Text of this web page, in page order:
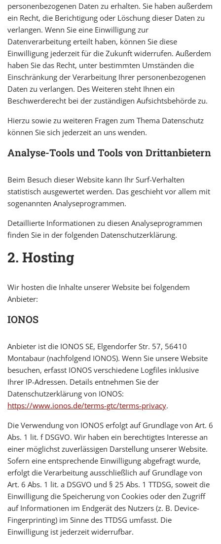
personenbezogenen Daten zu erhalten. Sie haben außerdem
ein Recht, die Berichtigung oder Löschung dieser Daten zu
verlangen. Wenn Sie eine Einwilligung zur
Datenverarbeitung erteilt haben, können Sie diese
Einwilligung jederzeit für die Zukunft widerrufen. Außerdem
haben Sie das Recht, unter bestimmten Umständen die
Einschränkung der Verarbeitung Ihrer personenbezogenen
Daten zu verlangen. Des Weiteren steht Ihnen ein
Beschwerderecht bei der zuständigen Aufsichtsbehörde zu.
Hierzu sowie zu weiteren Fragen zum Thema Datenschutz
können Sie sich jederzeit an uns wenden.
Analyse-Tools und Tools von Dritt­anbietern
Beim Besuch dieser Website kann Ihr Surf-Verhalten
statistisch ausgewertet werden. Das geschieht vor allem mit
sogenannten Analyseprogrammen.
Detaillierte Informationen zu diesen Analyseprogrammen
finden Sie in der folgenden Datenschutzerklärung.
2. Hosting
Wir hosten die Inhalte unserer Website bei folgendem
Anbieter:
IONOS
Anbieter ist die IONOS SE, Elgendorfer Str. 57, 56410
Montabaur (nachfolgend IONOS). Wenn Sie unsere Website
besuchen, erfasst IONOS verschiedene Logfiles inklusive
Ihrer IP-Adressen. Details entnehmen Sie der
Datenschutzerklärung von IONOS:
https://www.ionos.de/terms-gtc/terms-privacy.
Die Verwendung von IONOS erfolgt auf Grundlage von Art. 6
Abs. 1 lit. f DSGVO. Wir haben ein berechtigtes Interesse an
einer möglichst zuverlässigen Darstellung unserer Website.
Sofern eine entsprechende Einwilligung abgefragt wurde,
erfolgt die Verarbeitung ausschließlich auf Grundlage von
Art. 6 Abs. 1 lit. a DSGVO und § 25 Abs. 1 TTDSG, soweit die
Einwilligung die Speicherung von Cookies oder den Zugriff
auf Informationen im Endgerät des Nutzers (z. B. Device-
Fingerprinting) im Sinne des TTDSG umfasst. Die
Einwilligung ist jederzeit widerrufbar.